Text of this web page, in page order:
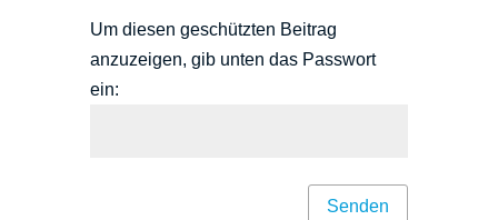
Um diesen geschützten Beitrag
anzuzeigen, gib unten das Passwort
ein:
Senden